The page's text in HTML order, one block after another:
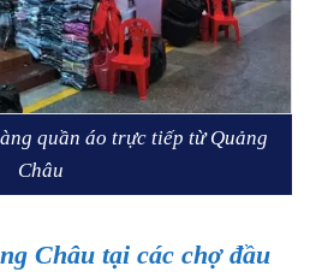
áo trực tiếp từ Quảng
Châu
Châu tại các chợ đầu